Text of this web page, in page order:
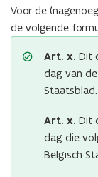
Voor de
de volgende
Art. x. Dit
dag van
Staatsblad.
Art. x. Dit
dag die
Belgisch